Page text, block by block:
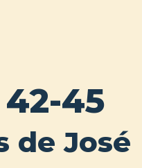
45
de José